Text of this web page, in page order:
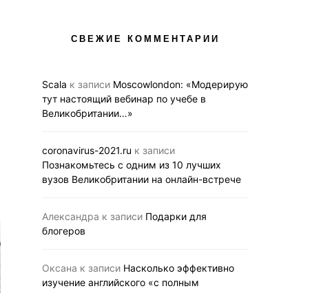
СВЕЖИЕ КОММЕНТАРИИ
Scala к записи Moscowlondon: «Модерирую
тут настоящий вебинар по учебе в
Великобритании…»
coronavirus-2021.ru к записи
Познакомьтесь с одним из 10 лучших
вузов Великобритании на онлайн-встрече
Александра к записи Подарки для
блогеров
Оксана к записи Насколько эффективно
изучение английского «с полным